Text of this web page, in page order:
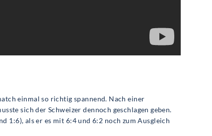
einmal so richtig spannend. Nach einer
sich der Schweizer dennoch geschlagen geben.
1:6), als er es mit 6:4 und 6:2 noch zum Ausgleich